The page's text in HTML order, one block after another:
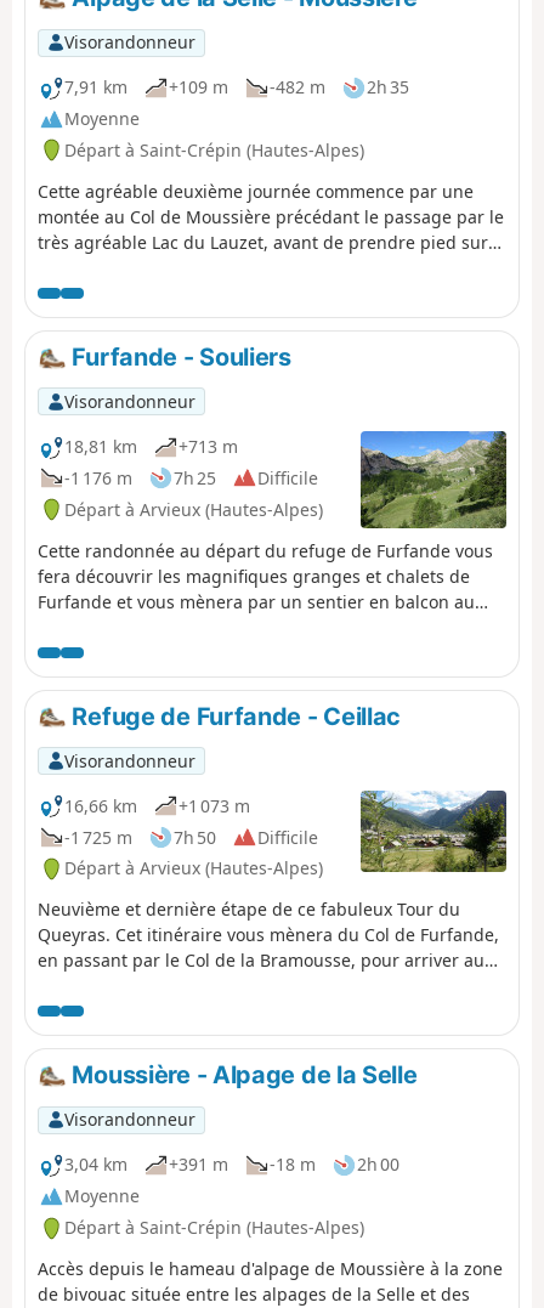
Visorandonneur
7,91 km
+109 m -482 m
2h 35
Moyenne
Départ à Saint-Crépin (Hautes-Alpes)
Cette agréable deuxième journée commence par une
montée au Col de Moussière précédant le passage par le
très agréable Lac du Lauzet, avant de prendre pied sur
Moussière.
Furfande - Souliers
Visorandonneur
18,81 km
+713 m
-1 176 m
7h 25
Difficile
Départ à Arvieux (Hautes-Alpes)
Cette randonnée au départ du refuge de Furfande vous
fera découvrir les magnifiques granges et chalets de
Furfande et vous mènera par un sentier en balcon au
à Souliers par une montée à partir du lieudit Les
Moullins dans la vallée d'Arvieux.
Refuge de Furfande - Ceillac
Visorandonneur
16,66 km
+1 073 m
-1 725 m
7h 50
Difficile
Départ à Arvieux (Hautes-Alpes)
Neuvième et dernière étape de ce fabuleux Tour du
Queyras. Cet itinéraire vous mènera du Col de Furfande,
en passant par le Col de la Bramousse, pour arriver au
négatif est particulièrement éprouvant, notamment la
descente jusqu'à la Combe du Queyras. Le dénivelé
positif est tout aussi important, mais sans difficulté
technique. La vue du col vous permet d'avoir une
splendide vue sur les Pics de la Font-Sancte.
Moussière - Alpage de la Selle
Visorandonneur
3,04 km
+391 m -18 m
2h 00
Moyenne
Départ à Saint-Crépin (Hautes-Alpes)
Accès depuis le hameau d'alpage de Moussière à la zone
de bivouac située entre les alpages de la Selle et des